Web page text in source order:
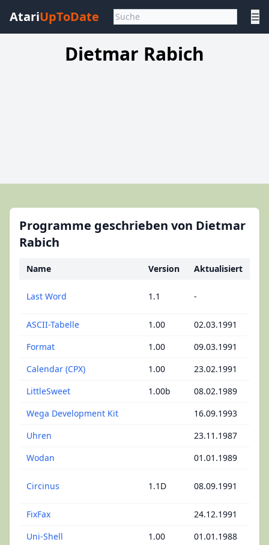
AtariUpToDate ☰
Dietmar Rabich
Programme geschrieben von Dietmar
Rabich
Name Version Aktualisiert
Last Word 1.1 -
ASCII-Tabelle
1.00 02.03.1991
Format
1.00 09.03.1991
Calendar (CPX)
1.00 23.02.1991
LittleSweet
1.00b 08.02.1989
Wega Development Kit
16.09.1993
Uhren
23.11.1987
Wodan
01.01.1989
Circinus 1.1D 08.09.1991
FixFax
24.12.1991
Uni-Shell
1.00 01.01.1988